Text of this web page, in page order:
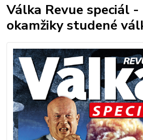
Válka Revue speciál -
okamžiky studené